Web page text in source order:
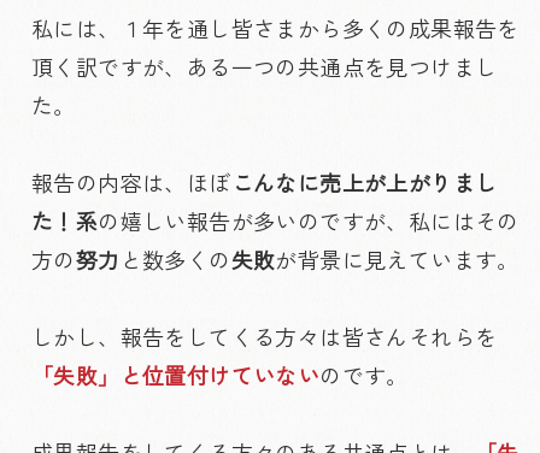
私には、１年を通し皆さまから多くの成果報告を
頂く訳ですが、ある一つの共通点を見つけまし
た。
報告の内容は、ほぼこんなに売上が上がりまし
た！系の嬉しい報告が多いのですが、私にはその
方の努力 と数多くの失敗が背景に見えています。
しかし、報告をしてくる方々は皆さんそれらを
「失敗」と位置付けていないのです。